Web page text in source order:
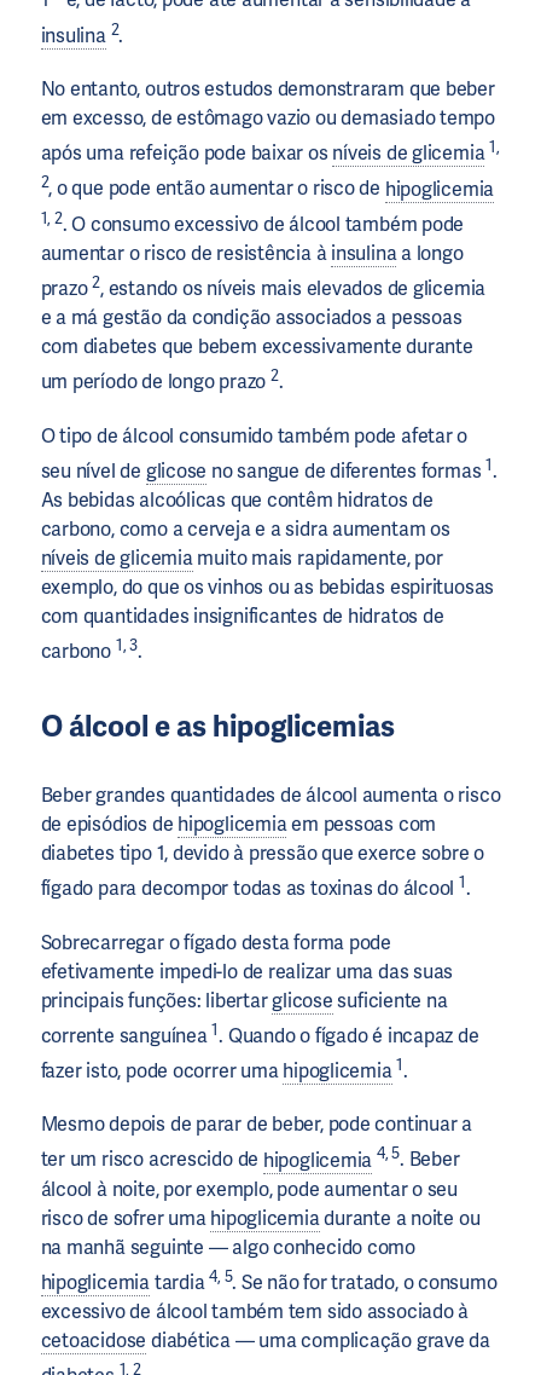
insulina 2.
No entanto, outros estudos demonstraram que beber
em excesso, de estômago vazio ou demasiado tempo
após uma refeição pode baixar os níveis de glicemia 1,
2, o que pode então aumentar o risco de hipoglicemia
1, 2. O consumo excessivo de álcool também pode
aumentar o risco de resistência àinsulina a longo
prazo2, estando os níveis mais elevados de glicemia
e a má gestão da condição associados a pessoas
com diabetes que bebem excessivamente durante
um período de longo prazo 2.
O tipo de álcool consumido também pode afetar o
seu nível de glicose no sangue de diferentes formas 1.
As bebidas alcoólicas que contêm hidratos de
carbono, como a cerveja e a sidra aumentam os
níveis de glicemia muito mais rapidamente, por
exemplo, do que os vinhos ou as bebidas espirituosas
com quantidades insignificantes de hidratos de
carbono 1, 3.
O álcool e as hipoglicemias
Beber grandes quantidades de álcool aumenta o risco
de episódios de hipoglicemiaem pessoas com
diabetes tipo 1, devido à pressão que exerce sobre o
fígado para decompor todas as toxinas do álcool 1.
Sobrecarregar o fígado desta forma pode
efetivamente impedi-lo de realizar uma das suas
principais funções: libertarglicose suficiente na
corrente sanguínea 1. Quando o fígado é incapaz de
fazer isto, pode ocorrer umahipoglicemia 1.
Mesmo depois de parar de beber, pode continuar a
ter um risco acrescido de hipoglicemia 4, 5. Beber
álcool à noite, por exemplo, pode aumentar o seu
risco de sofrer umahipoglicemiadurante a noite ou
na manhã seguinte — algo conhecido como
hipoglicemiatardia4, 5. Se não for tratado, o consumo
excessivo de álcool também tem sido associado à
cetoacidose diabética — uma complicação grave da
1, 2